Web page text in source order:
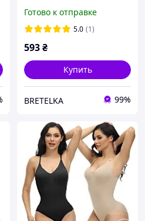
L/XL
Готово к отправке
5.0 (1)
593₴
Купить
BRETELKA 99%